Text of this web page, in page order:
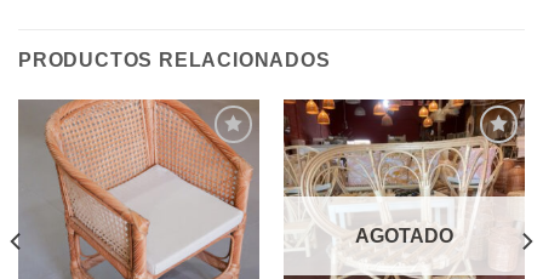
PRODUCTOS RELACIONADOS
Agregar
a la
Lista de
deseos
Agregar
a la
Lista de
AGOTADO